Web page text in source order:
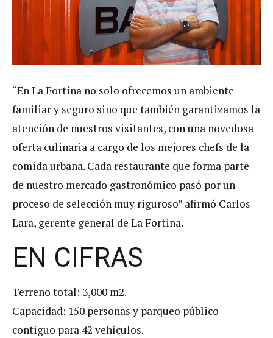
“En La Fortina no solo ofrecemos un ambiente
familiar y seguro sino que también garantizamos la
atención de nuestros visitantes, con una novedosa
oferta culinaria a cargo de los mejores chefs de la
comida urbana. Cada restaurante que forma parte
de nuestro mercado gastronómico pasó por un
proceso de selección muy riguroso” afirmó Carlos
Lara, gerente general de La Fortina.
EN CIFRAS
Terreno total: 3,000 m2.
Capacidad: 150 personas y parqueo público
contiguo para 42 vehículos.